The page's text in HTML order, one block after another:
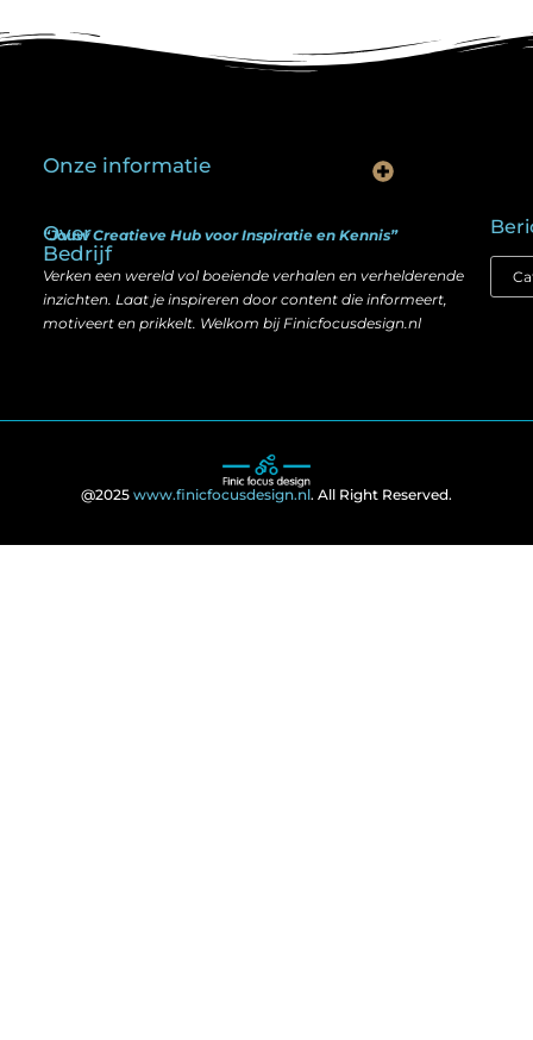
Over
Bedrijf
“Jouw Creatieve Hub voor Inspiratie en Kennis”
Verken een wereld vol boeiende verhalen en verhelderende
inzichten. Laat je inspireren door content die informeert,
motiveert en prikkelt. Welkom bij Finicfocusdesign.nl
Onze informatie
@2025 www.finicfocusdesign.nl. All Right Reserved.